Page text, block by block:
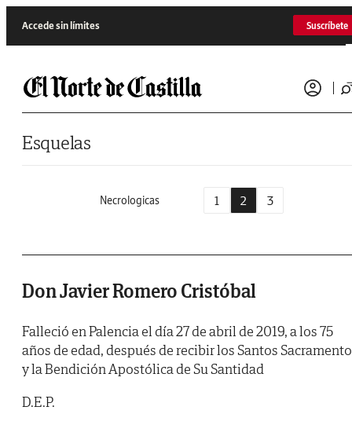
Accede sin límites Suscríbete
Esquelas
Necrologicas 1 2 3
Don Javier Romero Cristóbal
Falleció en Palencia el día 27 de abril de 2019, a los 75
años de edad, después de recibir los Santos
y la Bendición Apostólica de Su Santidad
D.E.P.